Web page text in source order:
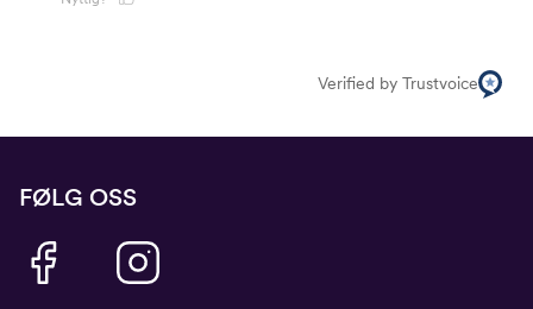
Verified by Trustvoice
FØLG OSS